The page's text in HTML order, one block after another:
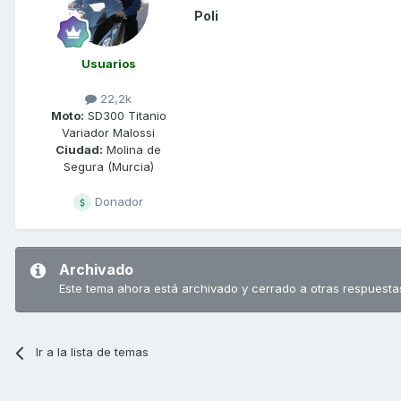
Usuarios
22,2k
Moto: SD300 Titanio
Variador Malossi
Ciudad: Molina de
Segura (Murcia)
Donador
Poli
Archivado
Este tema ahora está archivado y cerrado a otras
Ir a la lista de temas